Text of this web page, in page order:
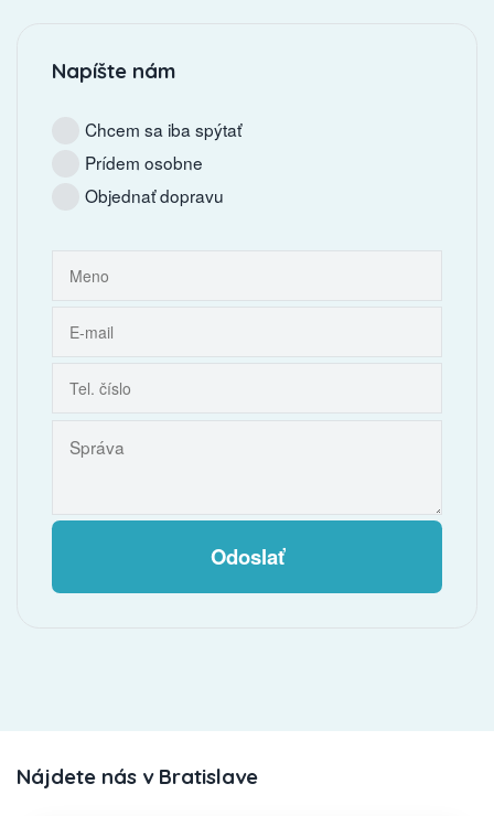
Napíšte nám
Chcem sa iba spýtať
Prídem osobne
Objednať dopravu
Odoslať
Nájdete nás v Bratislave